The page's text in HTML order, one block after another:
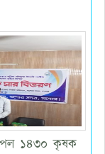
১৪৩০ কৃষক